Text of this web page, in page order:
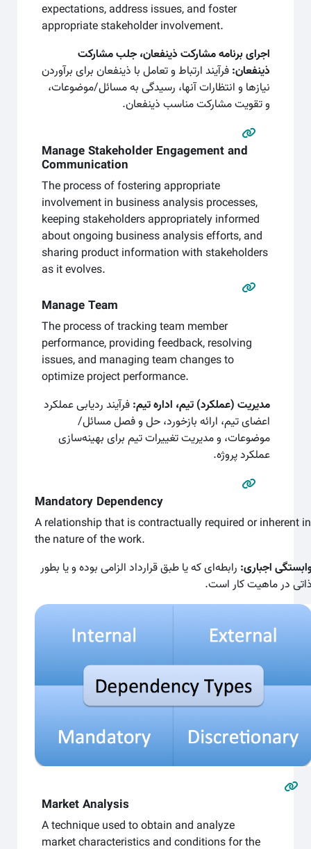
expectations, address issues, and foster
appropriate stakeholder involvement.
اجرای برنامه مشارکت ذینفعان، جلب مشارکت
ذینفعان:فرآیند ارتباط و تعامل با ذینفعان برای برآوردن
نیازها و انتظارات آنها، رسیدگی به مسائل/موضوعات،
و تقویت مشارکت مناسب ذینفعان.
Manage Stakeholder Engagement and
Communication
The process of fostering appropriate
involvement in business analysis processes,
keeping stakeholders appropriately informed
about ongoing business analysis efforts, and
sharing product information with stakeholders
as it evolves.
Manage Team
The process of tracking team member
performance, providing feedback, resolving
issues, and managing team changes to
optimize project performance.
مدیریت (عملکرد) تیم، اداره تیم:فرآیند ردیابی عملکرد
اعضای تیم، ارائه بازخورد، حل و فصل مسائل/
موضوعات، و مدیریت تغییرات تیم برای بهینه‌سازی
عملکرد پروژه.
Mandatory Dependency
A relationship that is contractually required or inherent in
the nature of the work.
اجباری: رابطه‌ای که یا طبق قرارداد الزامی بوده و یا بطور
در ماهیت کار است.
Market Analysis
A technique used to obtain and analyze
market characteristics and conditions for the